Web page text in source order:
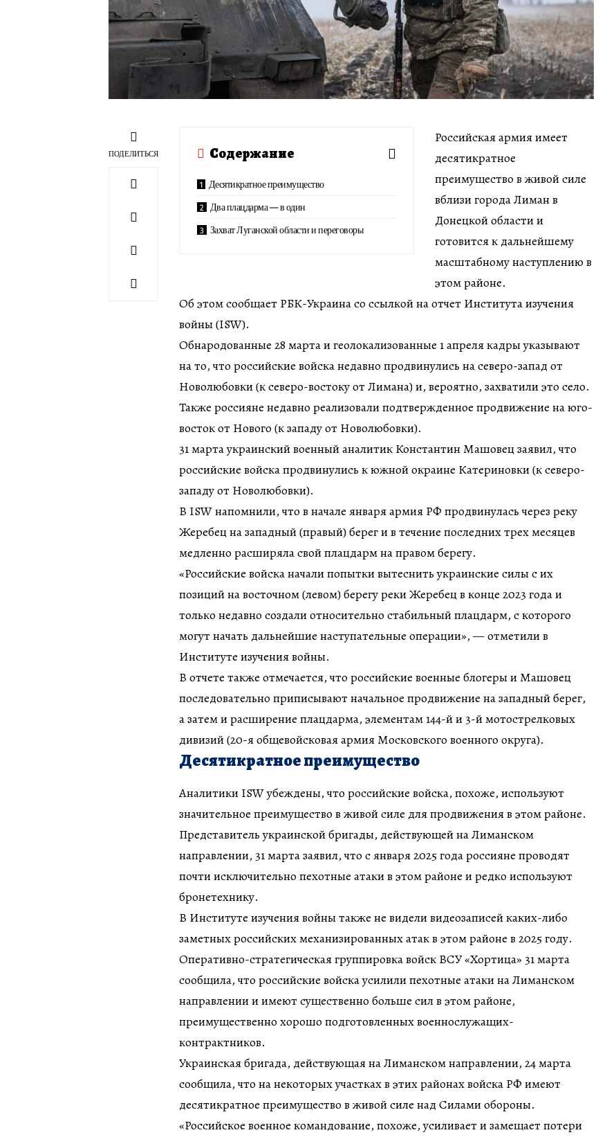
ПОДЕЛИТЬСЯ Содержание
Десятикратное преимущество
Два плацдарма — в один
Захват Луганской области и переговоры
Российская армия имеет
десятикратное
преимущество в живой силе
вблизи города Лиман в
Донецкой области и
готовится к дальнейшему
масштабному наступлению в
этом районе.
Об этом сообщает РБК-Украина со ссылкой на отчет Института изучения
войны (ISW).
Обнародованные 28 марта и геолокализованные 1 апреля кадры указывают
на то, что российские войска недавно продвинулись на северо-запад от
Новолюбовки (к северо-востоку от Лимана) и, вероятно, захватили это село.
Также россияне недавно реализовали подтвержденное продвижение на юго-
восток от Нового (к западу от Новолюбовки).
31 марта украинский военный аналитик Константин Машовец заявил, что
российские войска продвинулись к южной окраине Катериновки (к северо-
западу от Новолюбовки).
В ISW напомнили, что в начале января армия РФ продвинулась через реку
Жеребец на западный (правый) берег и в течение последних трех месяцев
медленно расширяла свой плацдарм на правом берегу.
«Российские войска начали попытки вытеснить украинские силы с их
позиций на восточном (левом) берегу реки Жеребец в конце 2023 года и
только недавно создали относительно стабильный плацдарм, с которого
могут начать дальнейшие наступательные операции», — отметили в
Институте изучения войны.
В отчете также отмечается, что российские военные блогеры и Машовец
последовательно приписывают начальное продвижение на западный берег,
а затем и расширение плацдарма, элементам 144-й и 3-й мотострелковых
дивизий (20-я общевойсковая армия Московского военного округа).
Десятикратное преимущество
Аналитики ISW убеждены, что российские войска, похоже, используют
значительное преимущество в живой силе для продвижения в этом районе.
Представитель украинской бригады, действующей на Лиманском
направлении, 31 марта заявил, что с января 2025 года россияне проводят
почти исключительно пехотные атаки в этом районе и редко используют
бронетехнику.
В Институте изучения войны также не видели видеозаписей каких-либо
заметных российских механизированных атак в этом районе в 2025 году.
Оперативно-стратегическая группировка войск ВСУ «Хортица» 31 марта
сообщила, что российские войска усилили пехотные атаки на Лиманском
направлении и имеют существенно больше сил в этом районе,
преимущественно хорошо подготовленных военнослужащих-
контрактников.
Украинская бригада, действующая на Лиманском направлении, 24 марта
сообщила, что на некоторых участках в этих районах войска РФ имеют
десятикратное преимущество в живой силе над Силами обороны.
«Российское военное командование, похоже, усиливает и замещает потери